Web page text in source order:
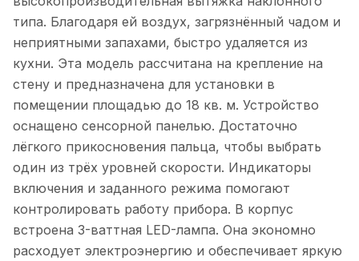
типа. Благодаря ей воздух, загрязнённый чадом и
неприятными запахами, быстро удаляется из
кухни. Эта модель рассчитана на крепление на
стену и предназначена для установки в
помещении площадью до 18 кв. м. Устройство
оснащено сенсорной панелью. Достаточно
лёгкого прикосновения пальца, чтобы выбрать
один из трёх уровней скорости. Индикаторы
включения и заданного режима помогают
контролировать работу прибора. В корпус
встроена 3-ваттная LED-лампа. Она экономно
расходует электроэнергию и обеспечивает яркую